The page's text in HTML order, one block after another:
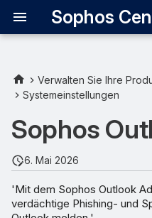
Sophos
Verwalten Sie Ihre
Systemeinstellungen
Sophos
6. Mai 2026
'Mit dem Sophos Outlook
verdächtige Phishing- und